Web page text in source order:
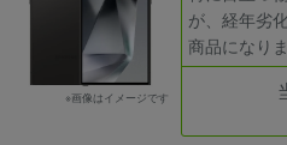
※画像はイメージです
が、経年劣
商品になりま
除外ワード
人気の検索ワード： Let's note